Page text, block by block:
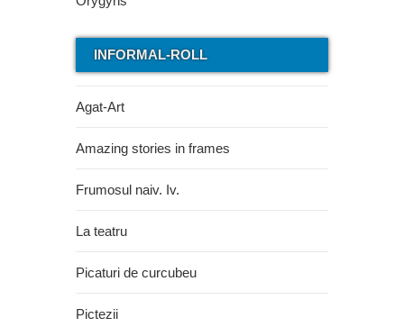
INFORMAL-ROLL
Agat-Art
Amazing stories in frames
Frumosul naiv. Iv.
La teatru
Picaturi de curcubeu
Pictezii